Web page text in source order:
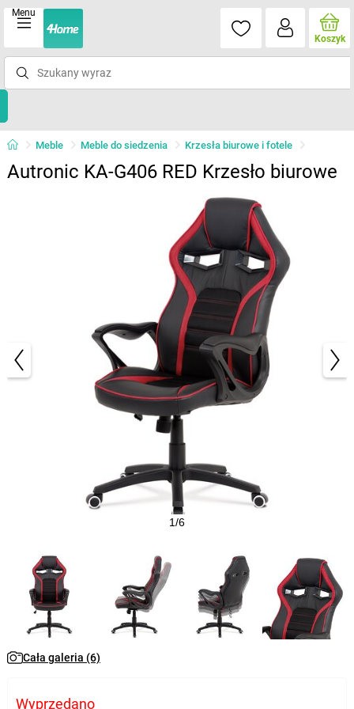
Menu
Koszyk
Meble Meble do siedzenia Krzesła biurowe i fotele
Autronic KA-G406 RED Krzesło biurowe
1/6
Cała galeria (6)
Wyprzedano